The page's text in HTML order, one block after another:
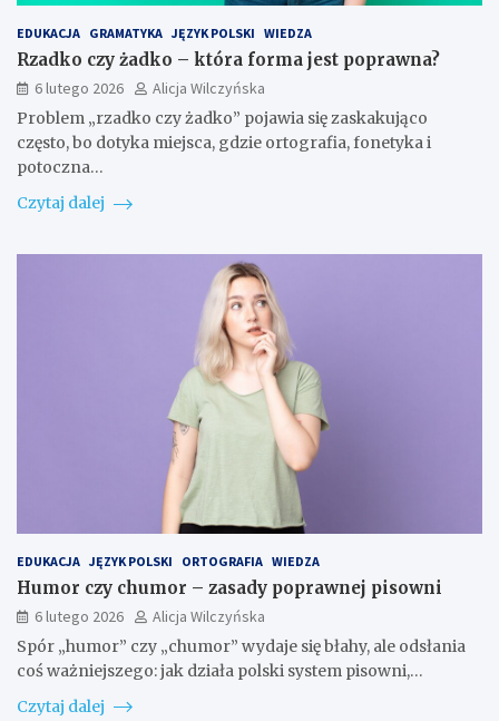
EDUKACJA GRAMATYKA JĘZYK POLSKI WIEDZA
Rzadko czy żadko – która forma jest poprawna?
6 lutego 2026
Alicja Wilczyńska
Problem „rzadko czy żadko” pojawia się zaskakująco
często, bo dotyka miejsca, gdzie ortografia, fonetyka i
potoczna…
Czytaj dalej
EDUKACJA JĘZYK POLSKI ORTOGRAFIA WIEDZA
Humor czy chumor – zasady poprawnej pisowni
6 lutego 2026
Alicja Wilczyńska
Spór „humor” czy „chumor” wydaje się błahy, ale odsłania
coś ważniejszego: jak działa polski system pisowni,…
Czytaj dalej